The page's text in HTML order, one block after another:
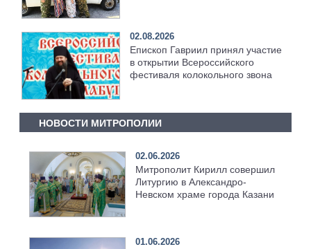
02.08.2026
Епископ Гавриил принял участие
в открытии Всероссийского
фестиваля колокольного звона
НОВОСТИ МИТРОПОЛИИ
02.06.2026
Митрополит Кирилл совершил
Литургию в Александро-
Невском храме города Казани
01.06.2026